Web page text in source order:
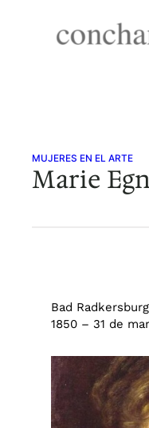
MUJERES EN EL ARTE
Marie
Bad
1850 – 31 de